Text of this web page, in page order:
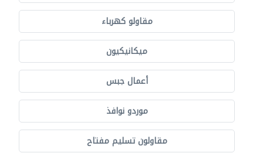
مقاولو كهرباء
ميكانيكيون
أعمال جبس
موردو نوافذ
مقاولون تسليم مفتاح